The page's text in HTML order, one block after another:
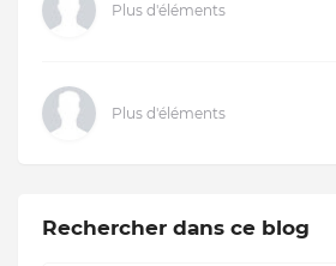
Plus d'éléments
Plus d'éléments
Rechercher dans ce blog